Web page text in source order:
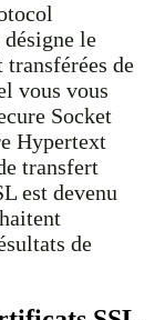
le
transférées de
vous vous
Socket
Hypertext
transfert
est devenu
de